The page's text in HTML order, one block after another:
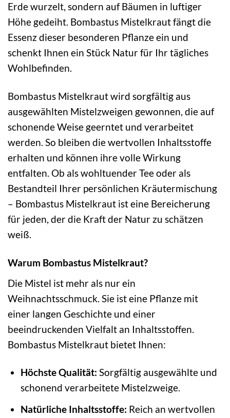
Erde wurzelt, sondern auf Bäumen in luftiger
Höhe gedeiht. Bombastus Mistelkraut fängt die
Essenz dieser besonderen Pflanze ein und
schenkt Ihnen ein Stück Natur für Ihr tägliches
Wohlbefinden.
Bombastus Mistelkraut wird sorgfältig aus
ausgewählten Mistelzweigen gewonnen, die auf
schonende Weise geerntet und verarbeitet
werden. So bleiben die wertvollen Inhaltsstoffe
erhalten und können ihre volle Wirkung
entfalten. Ob als wohltuender Tee oder als
Bestandteil Ihrer persönlichen Kräutermischung
– Bombastus Mistelkraut ist eine Bereicherung
für jeden, der die Kraft der Natur zu schätzen
weiß.
Warum Bombastus Mistelkraut?
Die Mistel ist mehr als nur ein
Weihnachtsschmuck. Sie ist eine Pflanze mit
einer langen Geschichte und einer
beeindruckenden Vielfalt an Inhaltsstoffen.
Bombastus Mistelkraut bietet Ihnen:
Höchste Qualität: Sorgfältig ausgewählte und
schonend verarbeitete Mistelzweige.
Natürliche Inhaltsstoffe: Reich an wertvollen